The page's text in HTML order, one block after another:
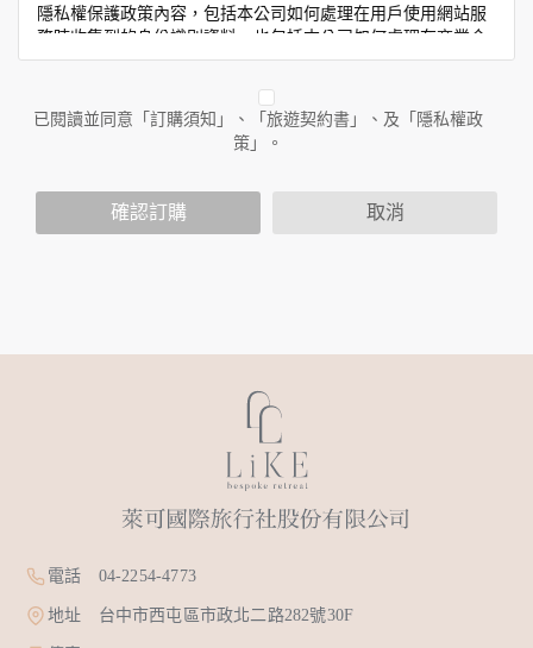
隱私權保護政策內容，包括本公司如何處理在用戶使用網站服
務時收集到的身份識別資料，也包括本公司如何處理在商業合
作與本公司合作時分享的任何身份識別資料。隱私權保護政策
人員。例如您透過本公司旗下網站上的廣告廠商連結，這些置
放連結的廠商也可能蒐集您個人的資料。對於您主動提供的個
人資訊，這些廣告廠商或連結網站有其個別的隱私權保護政
您個人在本網站上的聊天室或討論區中任意公開個人資料的行
個人的資料，其範圍如下：
您所提供的姓名、電子郵件地址、聯絡方式及使用時間等。
於一般瀏覽時，伺服器會自行記錄相關行徑，包括您使用連線
設備的 IP 位址、使用時間、使用的瀏覽器、瀏覽及點選資料記
錄等，做為我們增進網站服務的參考依據，此記錄為內部應
為提供精確的服務，我們會將收集的問卷調查內容進行統計與
外，我們會視需要公佈統計數據及說明文字，但不涉及特定個
人之資料。
除非取得您的同意或其他法令之特別規定，本網站絕不會將您
已閱讀並同意「訂購須知」、「旅遊契約書」、及「隱私權政
策」。
確認訂購 取消
電話 04-2254-4773
地址 台中市西屯區市政北二路282號30F